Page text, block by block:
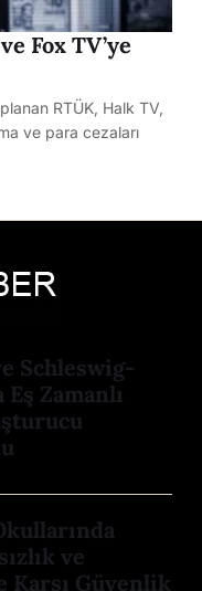
Fox TV’ye
RTÜK, Halk TV,
ve para cezaları
Schleswig-
Eş Zamanlı
ve
Karşı Güvenlik